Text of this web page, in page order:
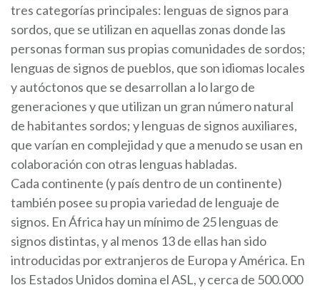
tres categorías principales: lenguas de signos para
sordos, que se utilizan en aquellas zonas donde las
personas forman sus propias comunidades de sordos;
lenguas de signos de pueblos, que son idiomas locales
y autóctonos que se desarrollan a lo largo de
generaciones y que utilizan un gran número natural
de habitantes sordos; y lenguas de signos auxiliares,
que varían en complejidad y que a menudo se usan en
colaboración con otras lenguas habladas.
Cada continente (y país dentro de un continente)
también posee su propia variedad de lenguaje de
signos. En África hay un mínimo de 25 lenguas de
signos distintas, y al menos 13 de ellas han sido
introducidas por extranjeros de Europa y América. En
los Estados Unidos domina el ASL, y cerca de 500.000